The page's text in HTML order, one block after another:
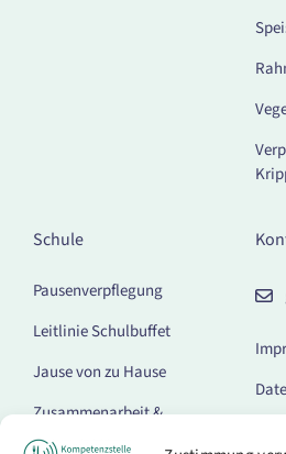
Schule
Pausenverpflegung
Leitlinie Schulbuffet
Jause von zu Hause
Zusammenarbeit &
Kommunikation